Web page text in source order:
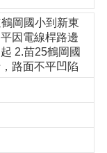
岡國小到新東
因電線桿路邊
2.苗25鶴岡國
路面不平凹陷